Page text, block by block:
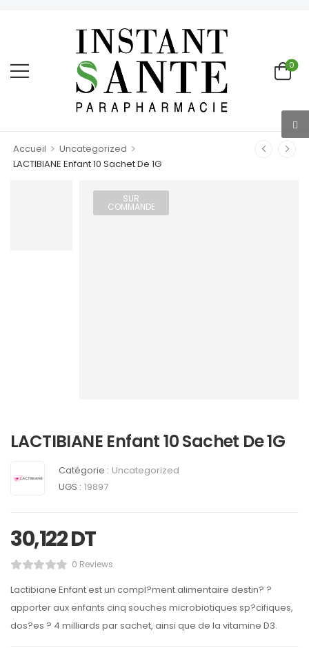
0
Accueil > Uncategorized >
LACTIBIANE Enfant 10 Sachet De 1G
SUR
COMMANDE
LACTIBIANE Enfant 10 Sachet De 1G
Catégorie : Uncategorized
UGS : 19897
30,122DT
0 Reviews
Lactibiane Enfant est un compl?ment alimentaire destin? ?
apporter aux enfants cinq souches microbiotiques sp?cifiques,
dos?es ? 4 milliards par sachet, ainsi que de la vitamine D3.